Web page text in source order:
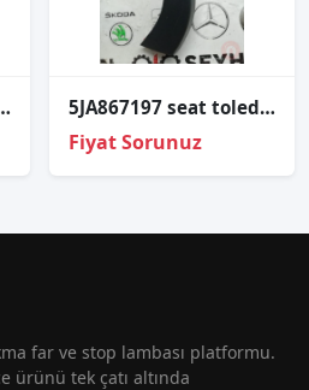
SAĞ AKS 5JA867197 seat toledo 2012-19 sol arka kapı iç çekme kolu
Fiyat Sorunuz
far ve stop lambası platformu.
ürünü tek çatı altında